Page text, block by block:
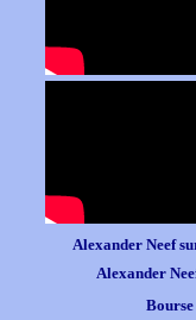
Alexander Neef
Alexander